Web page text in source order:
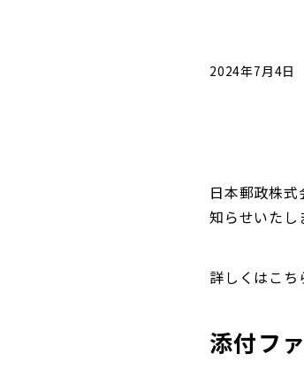
ローカル共創イニシアティブ2024年7月4日
日本郵政株
知らせいたし
詳しくはこち
添付フ